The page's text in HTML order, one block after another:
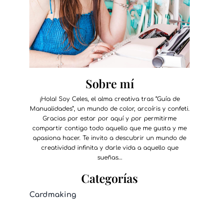
Sobre mí
¡Hola! Soy Celes, el alma creativa tras “Guía de
Manualidades”, un mundo de color, arcoíris y confeti.
Gracias por estar por aquí y por permitirme
compartir contigo todo aquello que me gusta y me
apasiona hacer. Te invito a descubrir un mundo de
creatividad infinita y darle vida a aquello que
sueñas…
Categorías
Cardmaking